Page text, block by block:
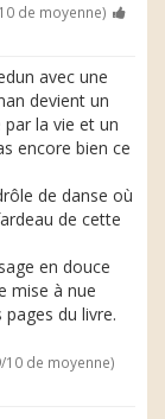
de moyenne)
avec une
devient un
la vie et un
encore bien ce
de danse où
de cette
en douce
mise à nue
du livre.
10 de moyenne)